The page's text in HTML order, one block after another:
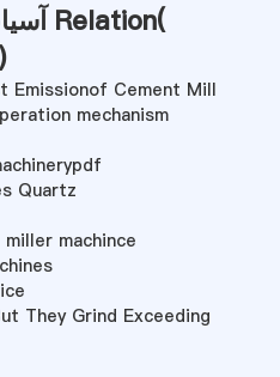
آسیاب توپی برزیل صنعتی Relation(
Emissionof Cement Mill
mechanism
Quartz
machince
They Grind Exceeding